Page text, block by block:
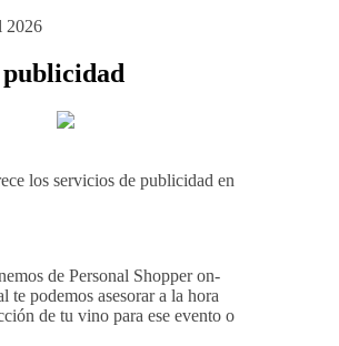
2026
los servicios de publicidad en
de Personal Shopper on-
te podemos asesorar a la hora
de tu vino para ese evento o